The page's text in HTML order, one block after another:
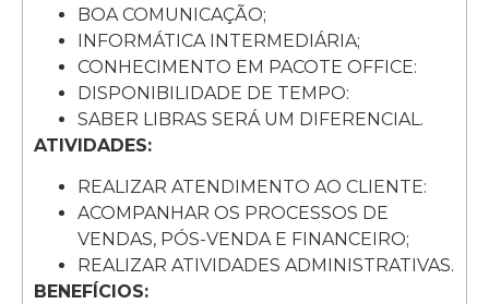
BOA COMUNICAÇÃO;
INFORMÁTICA INTERMEDIÁRIA;
CONHECIMENTO EM PACOTE OFFICE:
DISPONIBILIDADE DE TEMPO:
SABER LIBRAS SERÁ UM DIFERENCIAL.
ATIVIDADES:
REALIZAR ATENDIMENTO AO CLIENTE:
ACOMPANHAR OS PROCESSOS DE
VENDAS, PÓS-VENDA E FINANCEIRO;
REALIZAR ATIVIDADES ADMINISTRATIVAS.
BENEFÍCIOS: